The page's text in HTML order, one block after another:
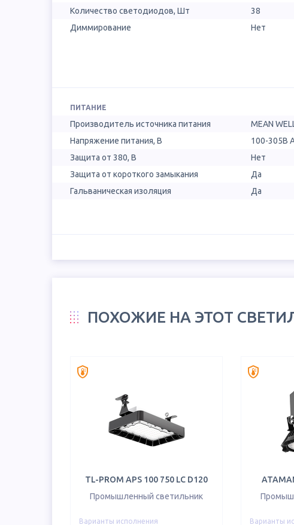
Количество светодиодов, Шт
38
Диммирование
Нет
ПИТАНИЕ
Производитель источника питания
MEAN
Напряжение питания, В
100-305В
Защита от 380, В
Нет
Защита от короткого замыкания
Да
Гальваническая изоляция
Да
ПОХОЖИЕ НА ЭТОТ
TL-PROM APS 100 750 LC D120
Промышленный светильник
Варианты исполнения Варианты